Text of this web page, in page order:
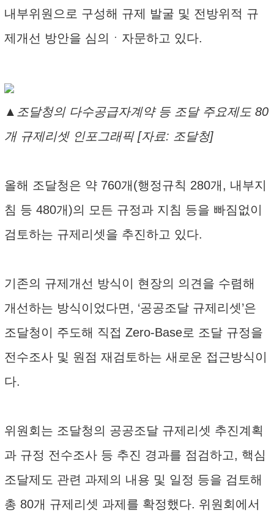
내부위원으로 구성해 규제 발굴 및 전방위적 규
제개선 방안을 심의ㆍ자문하고 있다.
▲조달청의 다수공급자계약 등 조달 주요제도 80
개 규제리셋 인포그래픽 [자료: 조달청]
올해 조달청은 약 760개(행정규칙 280개, 내부지
침 등 480개)의 모든 규정과 지침 등을 빠짐없이
검토하는 규제리셋을 추진하고 있다.
기존의 규제개선 방식이 현장의 의견을 수렴해
개선하는 방식이었다면, ‘공공조달 규제리셋’은
조달청이 주도해 직접 Zero-Base로 조달 규정을
전수조사 및 원점 재검토하는 새로운 접근방식이
다.
위원회는 조달청의 공공조달 규제리셋 추진계획
과 규정 전수조사 등 추진 경과를 점검하고, 핵심
조달제도 관련 과제의 내용 및 일정 등을 검토해
총 80개 규제리셋 과제를 확정했다. 위원회에서